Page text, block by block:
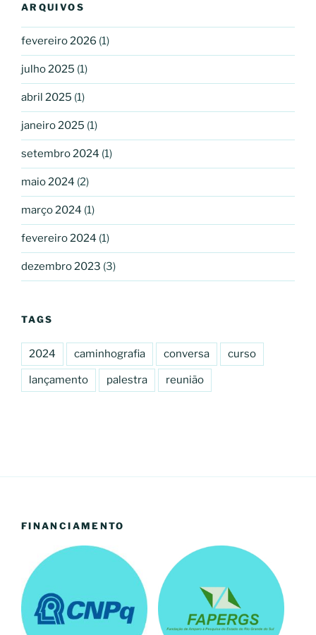
ARQUIVOS
fevereiro 2026 (1)
julho 2025 (1)
abril 2025 (1)
janeiro 2025 (1)
setembro 2024 (1)
maio 2024 (2)
março 2024 (1)
fevereiro 2024 (1)
dezembro 2023 (3)
TAGS
2024 caminhografia conversa curso
lançamento palestra reunião
FINANCIAMENTO